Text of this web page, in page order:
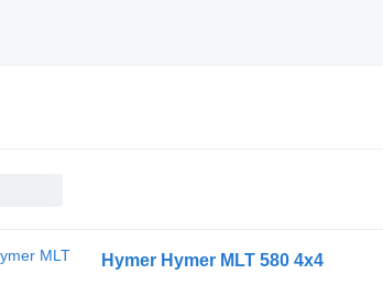
Hymer Hymer MLT 580 4x4